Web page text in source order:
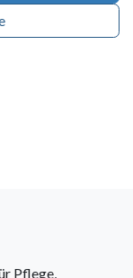
Pflege,